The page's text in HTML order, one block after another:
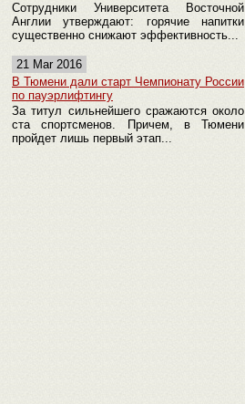
Сотрудники Университета Восточной
Англии утверждают: горячие напитки
существенно снижают эффективность...
21 Mar 2016
В Тюмени дали старт Чемпионату России
по пауэрлифтингу
За титул сильнейшего сражаются около
ста спортсменов. Причем, в Тюмени
пройдет лишь первый этап...